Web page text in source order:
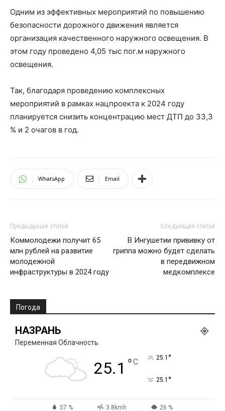
Одним из эффективных мероприятий по повышению
безопасности дорожного движения является
организация качественного наружного освещения. В
этом году проведено 4,05 тыс пог.м наружного
освещения.
Так, благодаря проведению комплексных
мероприятий в рамках нацпроекта к 2024 году
планируется снизить концентрацию мест ДТП до 33,3
% и 2 очагов в год.
WhatsApp Email
Предыдущая статья
Коммолодежи получит 65
млн рублей на развитие
молодежной
инфраструктуры в 2024 году
Следующая статья
В Ингушетии прививку от
гриппа можно будет сделать
в передвижном
медкомплексе
Погода
НАЗРАНЬ
Переменная Облачность
25.1 °C 25.1 °
25.1 °
57 % 3.8kmh 26 %